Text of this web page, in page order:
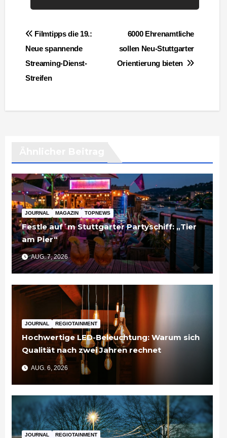
Beitragsnavigation6000 Ehrenamtliche
sollen Neu-Stuttgarter
Orientierung bieten
Filmtipps die 19.:
Neue spannende
Streaming-Dienst-
Streifen
JOURNAL MAGAZIN TOPNEWS
Festle auf´m Stuttgarter Partyschiff: „Tier
am Pier“
AUG. 7, 2026
JOURNAL REGIOTAINMENT
Hochwertige LED-Beleuchtung: Warum sich
Qualität nach zwei Jahren rechnet
AUG. 6, 2026
JOURNAL REGIOTAINMENT